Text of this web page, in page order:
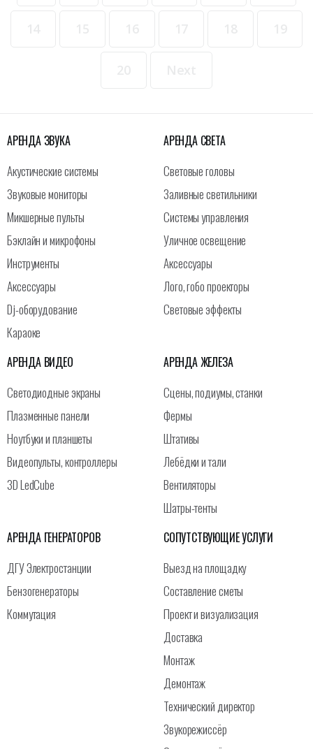
АРЕНДА ЗВУКА
Акустические системы
Звуковые мониторы
Микшерные пульты
Бэклайн и микрофоны
Инструменты
Аксессуары
Dj-оборудование
Караоке
АРЕНДА СВЕТА
Световые головы
Заливные светильники
Системы управления
Уличное освещение
Аксессуары
Лого, гобо проекторы
Световые эффекты
АРЕНДА ВИДЕО
Светодиодные экраны
Плазменные панели
Ноутбуки и планшеты
Видеопульты, контроллеры
3D LedCube
АРЕНДА ЖЕЛЕЗА
Сцены, подиумы, станки
Фермы
Штативы
Лебёдки и тали
Вентиляторы
Шатры-тенты
АРЕНДА ГЕНЕРАТОРОВ
ДГУ Электростанции
Бензогенераторы
Коммутация
СОПУТСТВУЮЩИЕ УСЛУГИ
Выезд на площадку
Составление сметы
Проект и визуализация
Доставка
Монтаж
Демонтаж
Технический директор
Звукорежиссёр